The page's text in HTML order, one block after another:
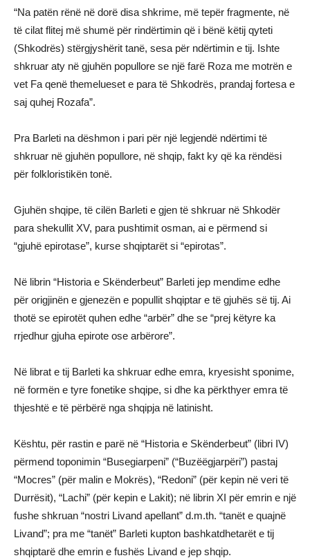
“Na patën rënë në dorë disa shkrime, më tepër fragmente, në
të cilat flitej më shumë për rindërtimin që i bënë këtij qyteti
(Shkodrës) stërgjyshërit tanë, sesa për ndërtimin e tij. Ishte
shkruar aty në gjuhën popullore se një farë Roza me motrën e
vet Fa qenë themelueset e para të Shkodrës, prandaj fortesa e
saj quhej Rozafa”.
Pra Barleti na dëshmon i pari për një legjendë ndërtimi të
shkruar në gjuhën popullore, në shqip, fakt ky që ka rëndësi
për folkloristikën tonë.
Gjuhën shqipe, të cilën Barleti e gjen të shkruar në Shkodër
para shekullit XV, para pushtimit osman, ai e përmend si
“gjuhë epirotase”, kurse shqiptarët si “epirotas”.
Në librin “Historia e Skënderbeut” Barleti jep mendime edhe
për origjinën e gjenezën e popullit shqiptar e të gjuhës së tij. Ai
thotë se epirotët quhen edhe “arbër” dhe se “prej këtyre ka
rrjedhur gjuha epirote ose arbërore”.
Në librat e tij Barleti ka shkruar edhe emra, kryesisht sponime,
në formën e tyre fonetike shqipe, si dhe ka përkthyer emra të
thjeshtë e të përbërë nga shqipja në latinisht.
Kështu, për rastin e parë në “Historia e Skënderbeut” (libri IV)
përmend toponimin “Busegiarpeni” (“Buzëëgjarpëri”) pastaj
“Mocres” (për malin e Mokrës), “Redoni” (për kepin në veri të
Durrësit), “Lachi” (për kepin e Lakit); në librin XI për emrin e një
fushe shkruan “nostri Livand apellant” d.m.th. “tanët e quajnë
Livand”; pra me “tanët” Barleti kupton bashkatdhetarët e tij
shqiptarë dhe emrin e fushës Livand e jep shqip.